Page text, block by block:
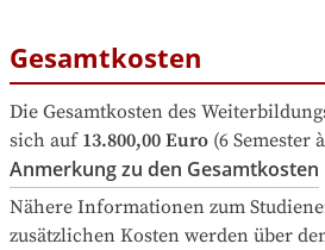
Gesamtkosten
Die Gesamtkosten des
sich auf 13.800,00 Euro (6 Semester
Anmerkung zu den Gesamtkosten
Nähere Informationen zum
zusätzlichen Kosten werden über